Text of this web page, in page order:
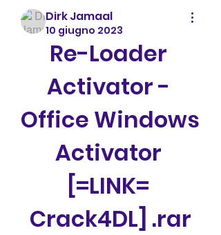
Dirk Jamaal
10 giugno 2023
Re-Loader
Activator -
Office Windows
Activator
[=LINK=
Crack4DL] .rar